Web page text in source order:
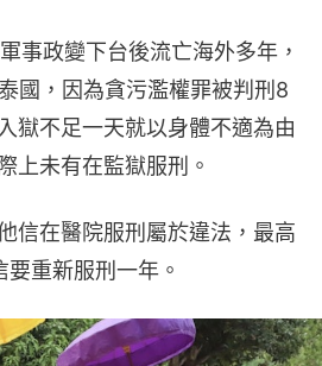
事政變下台後流亡海外多年，
國，因為貪污濫權罪被判刑8
獄不足一天就以身體不適為由
上未有在監獄服刑。
信在醫院服刑屬於違法，最高
重新服刑一年。